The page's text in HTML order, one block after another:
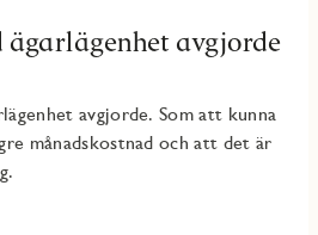
avgjorde
avgjorde. Som att kunna
månadskostnad och att det är